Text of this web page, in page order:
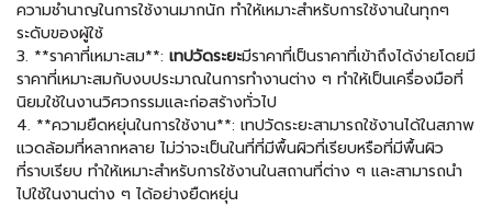
ความชำนาญในการใช้งานมากนัก ทำให้เหมาะสำหรับการใช้งานในทุกๆ
ระดับของผู้ใช้
3. **ราคาที่เหมาะสม**: เทปวัดระยะมีราคาที่เป็นราคาที่เข้าถึงได้ง่ายโดยมี
ราคาที่เหมาะสมกับงบประมาณในการทำงานต่าง ๆ ทำให้เป็นเครื่องมือที่
นิยมใช้ในงานวิศวกรรมและก่อสร้างทั่วไป
4. **ความยืดหยุ่นในการใช้งาน**: เทปวัดระยะสามารถใช้งานได้ในสภาพ
แวดล้อมที่หลากหลาย ไม่ว่าจะเป็นในที่ที่มีพื้นผิวที่เรียบหรือที่มีพื้นผิว
ที่ราบเรียบ ทำให้เหมาะสำหรับการใช้งานในสถานที่ต่าง ๆ และสามารถนำ
ไปใช้ในงานต่าง ๆ ได้อย่างยืดหยุ่น